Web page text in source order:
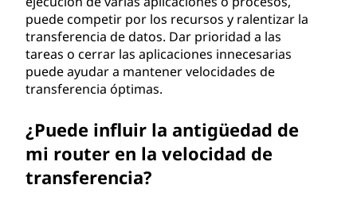
puede competir por los recursos y ralentizar la
transferencia de datos. Dar prioridad a las
tareas o cerrar las aplicaciones innecesarias
puede ayudar a mantener velocidades de
transferencia óptimas.
¿Puede influir la antigüedad de
mi router en la velocidad de
transferencia?